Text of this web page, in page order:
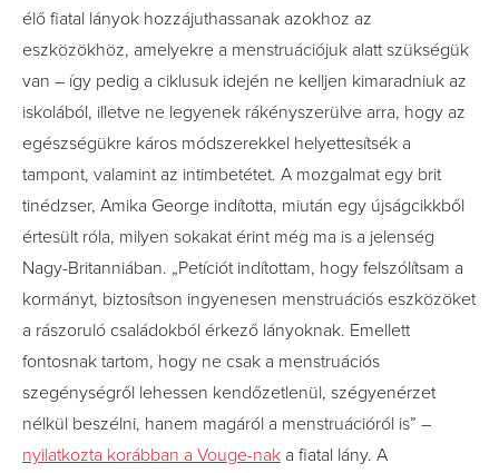
élő fiatal lányok hozzájuthassanak azokhoz az
eszközökhöz, amelyekre a menstruációjuk alatt szükségük
van – így pedig a ciklusuk idején ne kelljen kimaradniuk az
iskolából, illetve ne legyenek rákényszerülve arra, hogy az
egészségükre káros módszerekkel helyettesítsék a
tampont, valamint az intimbetétet. A mozgalmat egy brit
tinédzser, Amika George indította, miután egy újságcikkből
értesült róla, milyen sokakat érint még ma is a jelenség
Nagy-Britanniában. „Petíciót indítottam, hogy felszólítsam a
kormányt, biztosítson ingyenesen menstruációs eszközöket
a rászoruló családokból érkező lányoknak. Emellett
fontosnak tartom, hogy ne csak a menstruációs
szegénységről lehessen kendőzetlenül, szégyenérzet
nélkül beszélni, hanem magáról a menstruációról is” –
nyilatkozta korábban a Vouge-nak a fiatal lány. A